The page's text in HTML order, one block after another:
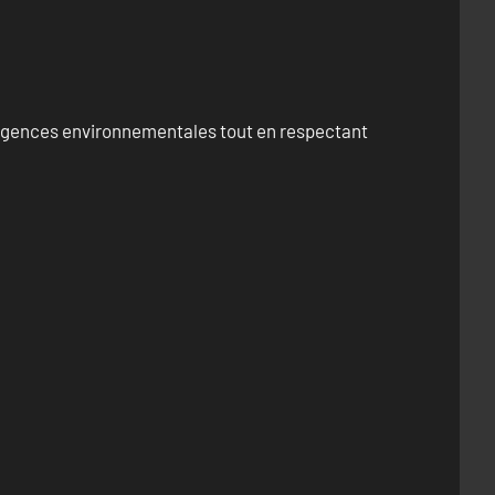
environnementales tout en respectant